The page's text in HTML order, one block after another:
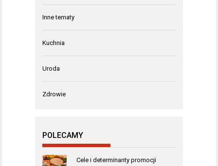
Inne tematy
Kuchnia
Uroda
Zdrowie
POLECAMY
Cele i determinanty promocji